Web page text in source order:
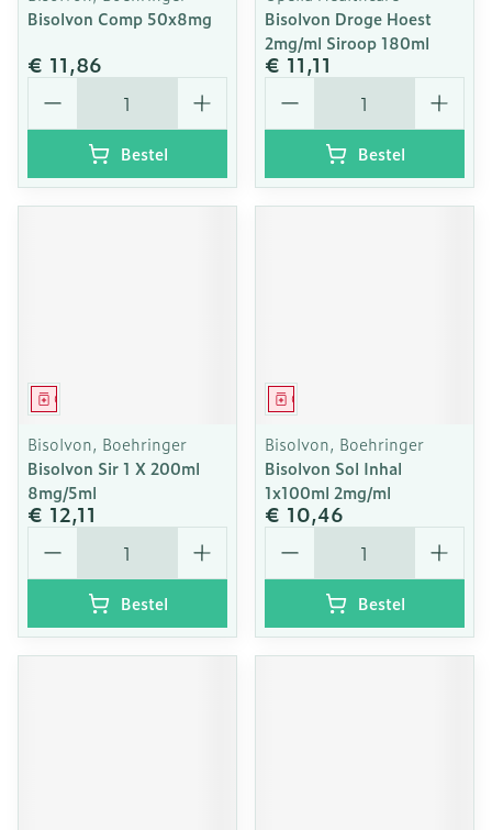
Bisolvon Comp 50x8mg
€ 11,86
Aantal
Bestel
Bisolvon Droge Hoest
2mg/ml Siroop 180ml
€ 11,11
Aantal
Bestel
Geneesmiddel
Bisolvon, Boehringer
Bisolvon Sir 1 X 200ml
8mg/5ml
€ 12,11
Aantal
Bestel
Geneesmiddel
Bisolvon, Boehringer
Bisolvon Sol Inhal
1x100ml 2mg/ml
€ 10,46
Aantal
Bestel